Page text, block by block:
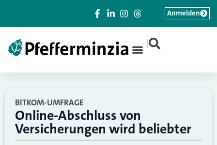
|
Anmelden
BITKOM-UMFRAGE
Online-Abschluss von
Versicherungen wird beliebter